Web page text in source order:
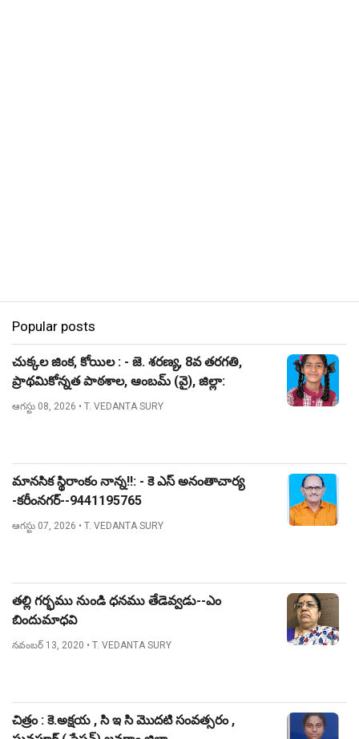
Popular posts
చుక్కల జింక, కోయిల : - జె. శరణ్య, 8వ తరగతి,
ప్రాథమికోన్నత పాఠశాల, ఆంబమ్ (వై), జిల్లా:
నిజామాబాద్.
ఆగస్టు 08, 2026 • T. VEDANTA SURY
మానసిక స్థిరాంకం నాన్న!!: - కె ఎస్ అనంతాచార్య
-కరీంనగర్--9441195765
ఆగస్టు 07, 2026 • T. VEDANTA SURY
తల్లి గర్భము నుండి ధనము తేడెవ్వడు--ఎం
బిందుమాధవి
నవంబర్ 13, 2020 • T. VEDANTA SURY
చిత్రం : కె.అక్షయ , సి ఇ సి మొదటి సంవత్సరం ,